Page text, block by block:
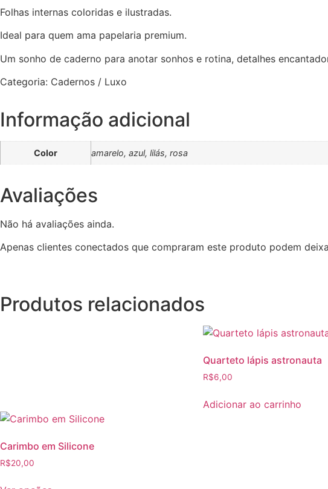
Folhas internas coloridas e ilustradas.
Ideal para quem ama papelaria premium.
Um sonho de caderno para anotar sonhos e rotina, detalhes
Categoria: Cadernos / Luxo
Informação adicional
Color amarelo, azul, lilás, rosa
Avaliações
Não há avaliações ainda.
Apenas clientes conectados que compraram este produto podem
Produtos relacionados
Quarteto lápis astronauta
R$6,00
Adicionar ao carrinho
Carimbo em Silicone
R$20,00